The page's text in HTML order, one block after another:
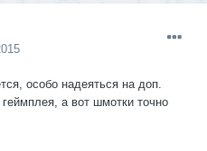
особо надеяться на доп.
а вот шмотки точно